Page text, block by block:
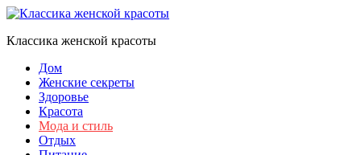
Skip
content
Классика женской красоты
Дом
Женские секреты
Здоровье
Красота
Мода и стиль
Отдых